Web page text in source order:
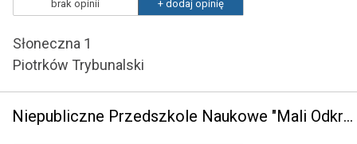
brak opinii + dodaj opinię
Słoneczna 1
Piotrków Trybunalski
Niepubliczne Przedszkole Naukowe "Mali Odkrywcy" w Piotrkowie Trybunalskim